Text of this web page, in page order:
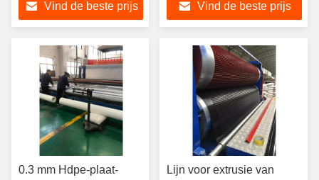
Vind de beste prijs
Vind de beste prijs
0.3 mm Hdpe-plaat-
Lijn voor extrusie van